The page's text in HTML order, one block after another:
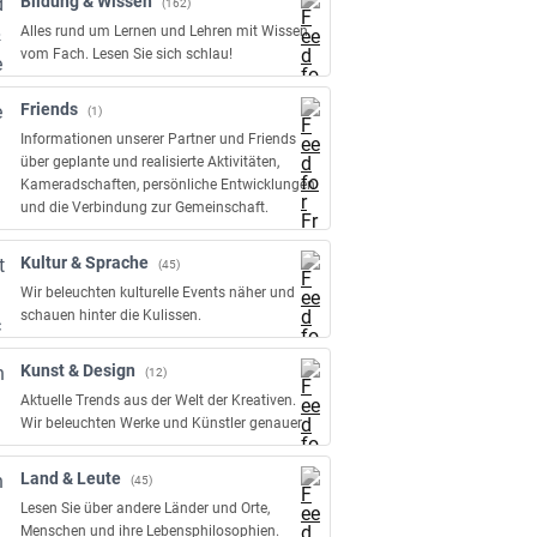
(162)
Alles rund um Lernen und Lehren mit Wissen
vom Fach. Lesen Sie sich schlau!
Friends (1)
Informationen unserer Partner und Friends
über geplante und realisierte Aktivitäten,
Kameradschaften, persönliche Entwicklungen
und die Verbindung zur Gemeinschaft.
Kultur & Sprache (45)
Wir beleuchten kulturelle Events näher und
schauen hinter die Kulissen.
Kunst & Design (12)
Aktuelle Trends aus der Welt der Kreativen.
Wir beleuchten Werke und Künstler genauer.
Land & Leute (45)
Lesen Sie über andere Länder und Orte,
Menschen und ihre Lebensphilosophien.